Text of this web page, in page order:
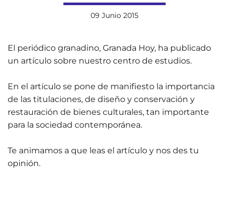
09 Junio 2015
El periódico granadino, Granada Hoy, ha publicado
un artículo sobre nuestro centro de estudios.
En el artículo se pone de manifiesto la importancia
de las titulaciones, de diseño y conservación y
restauración de bienes culturales, tan importante
para la sociedad contemporánea.
Te animamos a que leas el artículo y nos des tu
opinión.
17 Junio 2026
acceso al
01 Junio 2026
Estudiantes
de Diseño
participan